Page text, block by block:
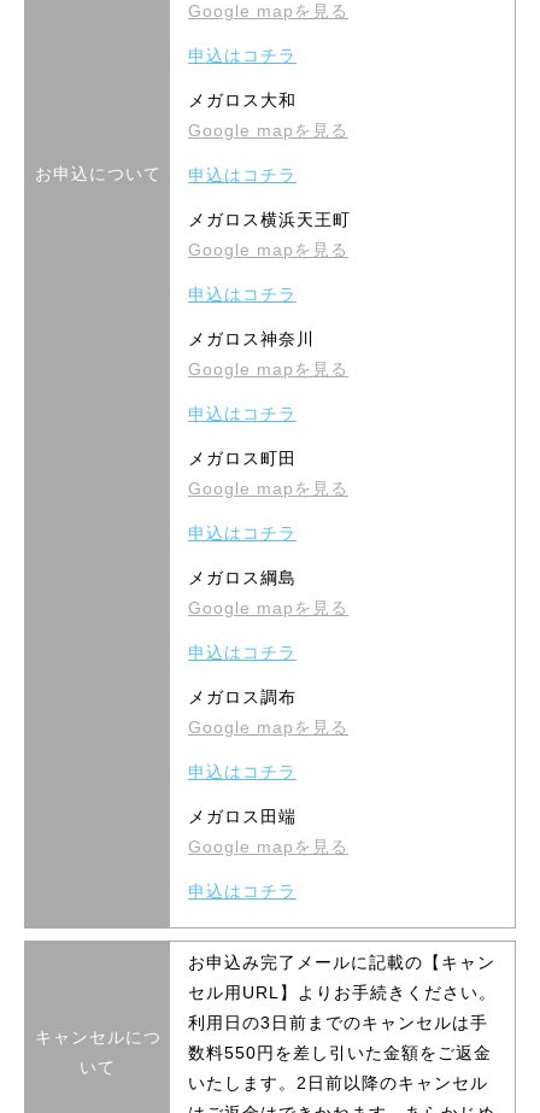
お申込について
Google mapを見る
申込はコチラ
メガロス大和
Google mapを見る
申込はコチラ
メガロス横浜天王町
Google mapを見る
申込はコチラ
メガロス神奈川
Google mapを見る
申込はコチラ
メガロス町田
Google mapを見る
申込はコチラ
メガロス綱島
Google mapを見る
申込はコチラ
メガロス調布
Google mapを見る
申込はコチラ
メガロス田端
Google mapを見る
申込はコチラ
キャンセルにつ
いて
お申込み完了メールに記載の【キャン
セル用URL】よりお手続きください。
利用日の3日前までのキャンセルは手
数料550円を差し引いた金額をご返金
いたします。2日前以降のキャンセル